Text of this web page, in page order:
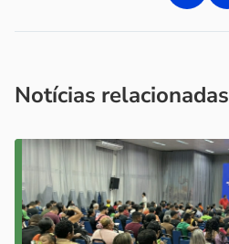
Notícias relacionadas